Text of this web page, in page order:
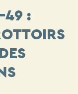
49 :